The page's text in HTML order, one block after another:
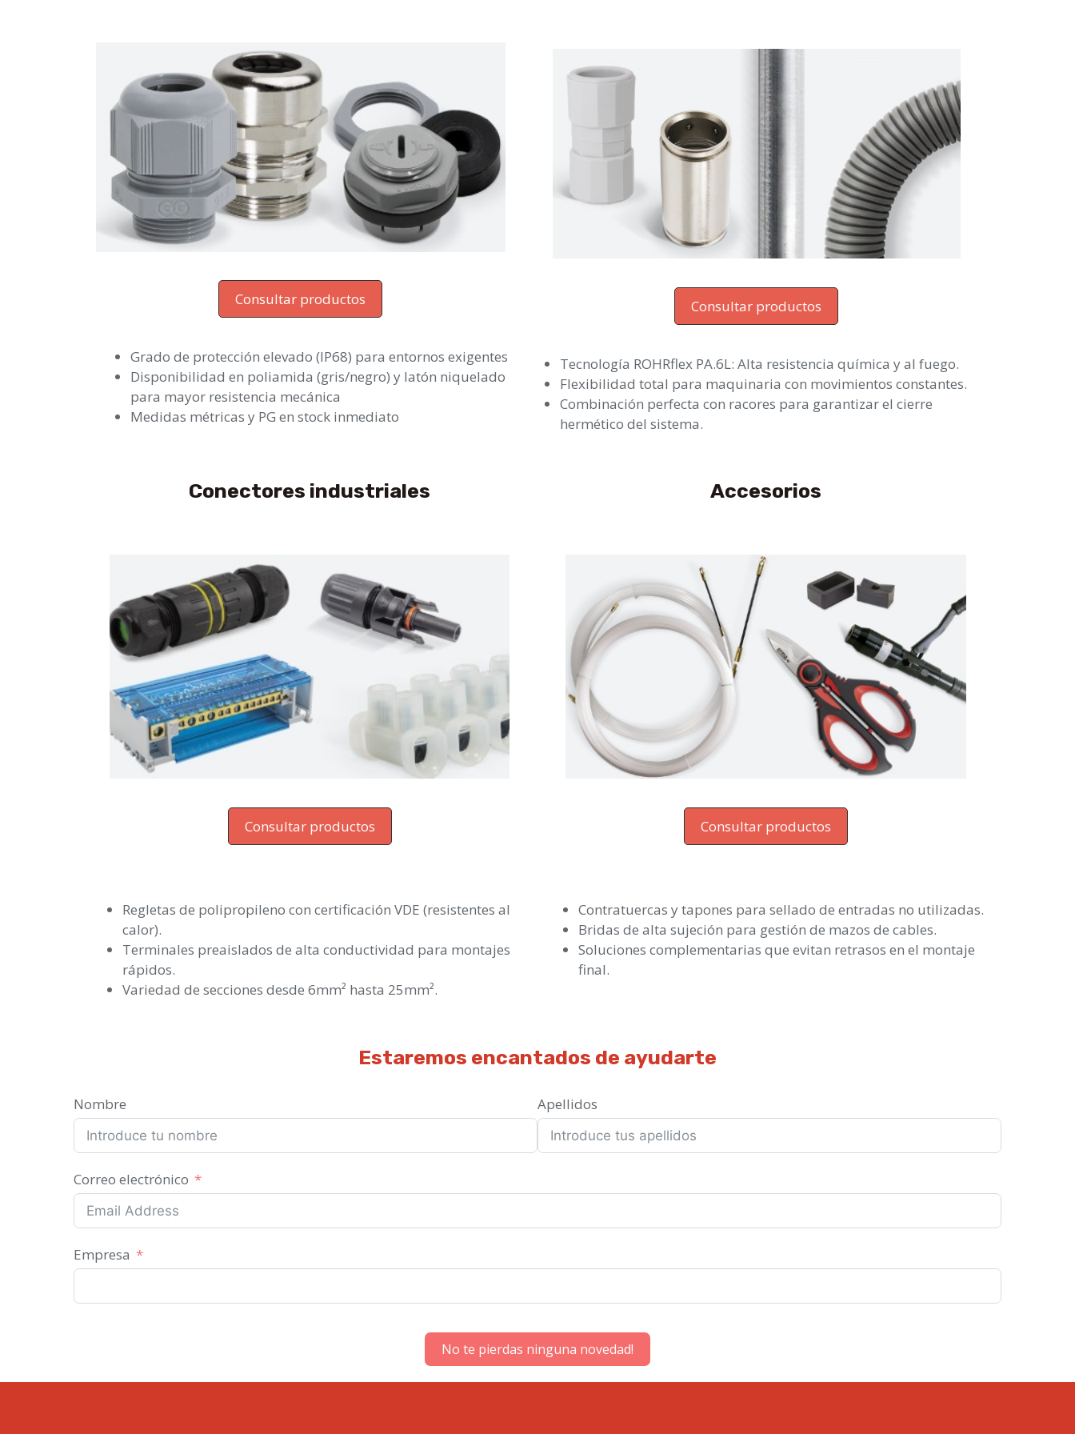
Consultar productos
Grado de protección elevado (IP68) para entornos exigentes
Disponibilidad en poliamida (gris/negro) y latón niquelado
para mayor resistencia mecánica
Medidas métricas y PG en stock inmediato
Consultar productos
Tecnología ROHRflex PA.6L: Alta resistencia química y al fuego.
Flexibilidad total para maquinaria con movimientos constantes.
Combinación perfecta con racores para garantizar el cierre
hermético del sistema.
Conectores industriales
Consultar productos
Regletas de polipropileno con certificación VDE (resistentes al
calor).
Terminales preaislados de alta conductividad para montajes
rápidos.
Variedad de secciones desde 6mm² hasta 25mm².
Accesorios
Consultar productos
Contratuercas y tapones para sellado de entradas no utilizadas.
Bridas de alta sujeción para gestión de mazos de cables.
Soluciones complementarias que evitan retrasos en el montaje
final.
Estaremos encantados de ayudarte
Nombre Apellidos
Correo electrónico
Empresa
No te pierdas ninguna novedad!